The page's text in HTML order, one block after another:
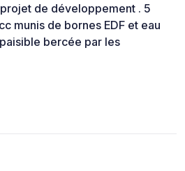
de développement . 5
munis de bornes EDF et eau
bercée par les